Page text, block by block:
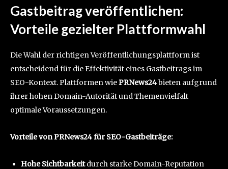
Gastbeitrag veröffentlichen:
Vorteile gezielter Plattformwahl
Die Wahl der richtigen Veröffentlichungsplattform ist
entscheidend für die Effektivität eines Gastbeitrags im
SEO-Kontext. Plattformen wiePRNews24bieten aufgrund
ihrer hohen Domain-Autorität und Themenvielfalt
optimale Voraussetzungen.
Vorteile von PRNews24 für SEO-Gastbeiträge:
Hohe Sichtbarkeitdurch starke Domain-Reputation